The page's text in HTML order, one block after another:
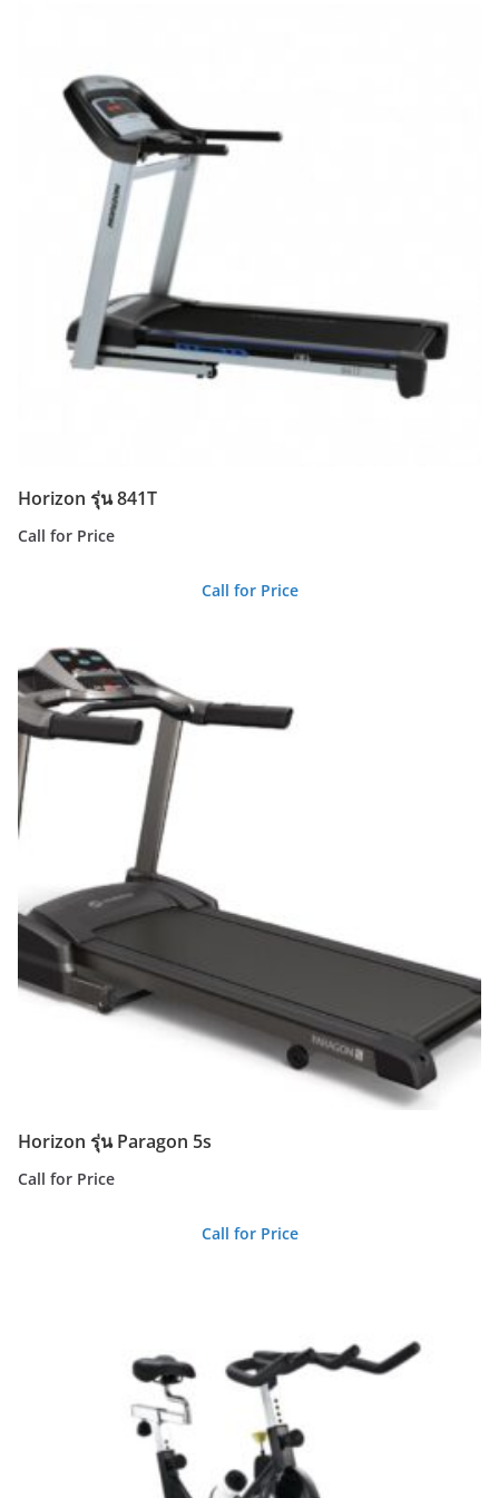
Horizon รุ่น 841T
Call for Price
Call for Price
Horizon รุ่น Paragon 5s
Call for Price
Call for Price